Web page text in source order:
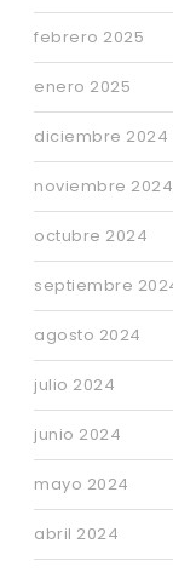
febrero 2025
enero 2025
diciembre 2024
noviembre 2024
octubre 2024
septiembre
agosto 2024
julio 2024
junio 2024
mayo 2024
abril 2024